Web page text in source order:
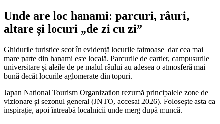
Unde are loc hanami: parcuri, râuri,
altare și locuri „de zi cu zi”
Ghidurile turistice scot în evidență locurile faimoase, dar cea mai
mare parte din hanami este locală. Parcurile de cartier, campusurile
universitare și aleile de pe malul râului au adesea o atmosferă mai
bună decât locurile aglomerate din topuri.
Japan National Tourism Organization rezumă principalele zone de
vizionare și sezonul general (JNTO, accesat 2026). Folosește asta ca
inspirație, apoi întreabă localnicii unde merg după muncă.